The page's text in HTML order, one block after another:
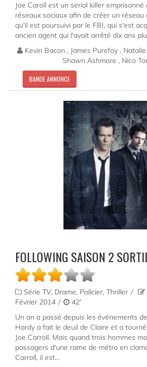
Joe Caroll est un serial killer
réseaux sociaux afin de créer un
qu'il est poursuivi par le FBI, qui s'est
ancien agent qui l'avait arrêté dix ans
Kevin Bacon , James Purefoy ,
Shawn Ashmore , Nico
BANDE ANNONCE
FOLLOWING SAISON 2
Série TV, Drame, Policier, Thriller
Février 2014
42'
Un an a passé depuis les événements
Hardy a fait le deuil de Claire et a
Joe Carroll. Mais quand trois hommes
passagers d'une rame de métro en
Carroll, il est...